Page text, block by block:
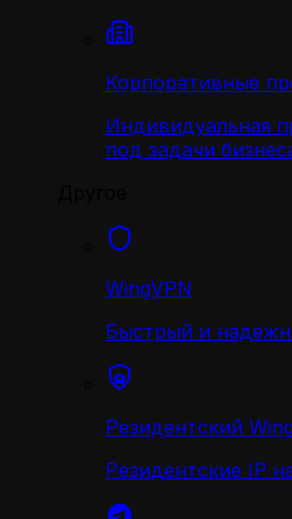
Корпоративные
Индивидуальная
под задачи
WingVPN
Быстрый и
Резидентский
Резидентские IP